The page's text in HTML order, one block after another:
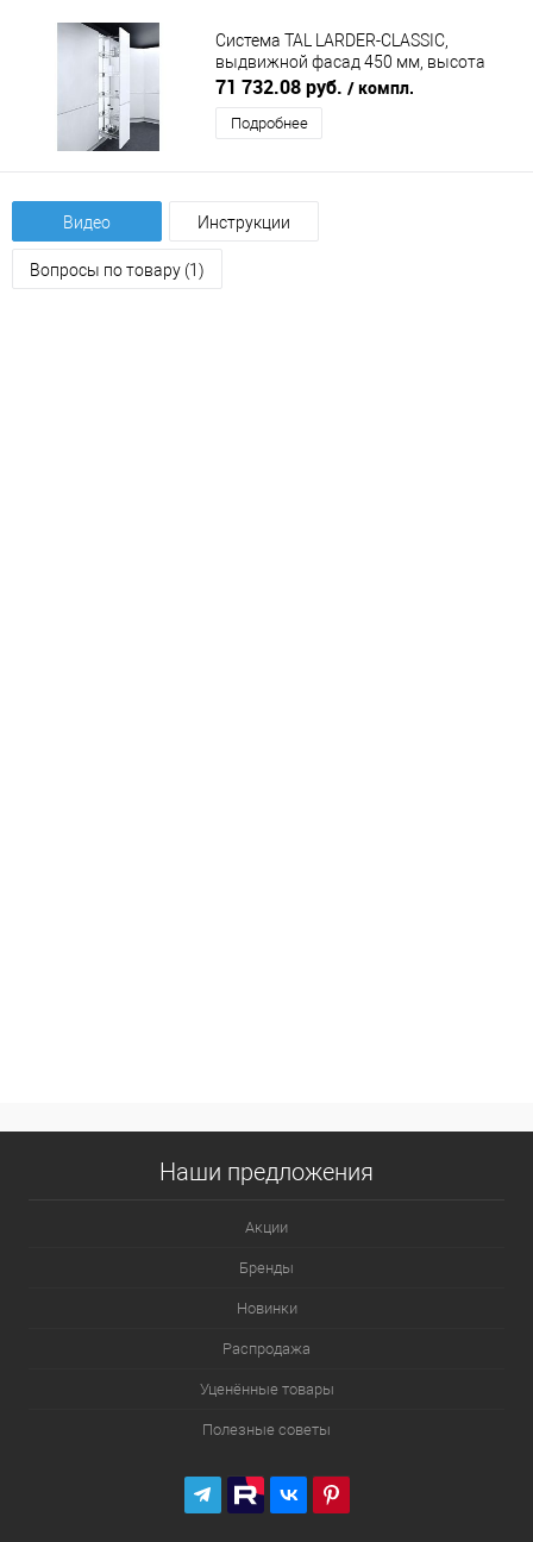
Система TAL LARDER-CLASSIC,
выдвижной фасад 450 мм, высота
1200-1450 мм, хром VAUTH-SAGEL
71 732.08 руб. / компл.
Подробнее
Видео Инструкции
Вопросы по товару (1)
Наши предложения
Акции
Бренды
Новинки
Распродажа
Уценённые товары
Полезные советы